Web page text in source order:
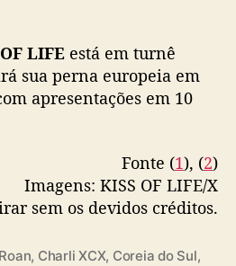
LIFE está em turnê
sua perna europeia em
apresentações em 10
Fonte (1), (2)
Imagens: KISS OF LIFE/X
sem os devidos créditos.
, Charli XCX, Coreia do Sul,